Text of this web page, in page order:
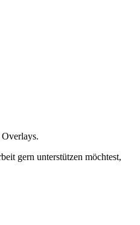
gern unterstützen möchtest,